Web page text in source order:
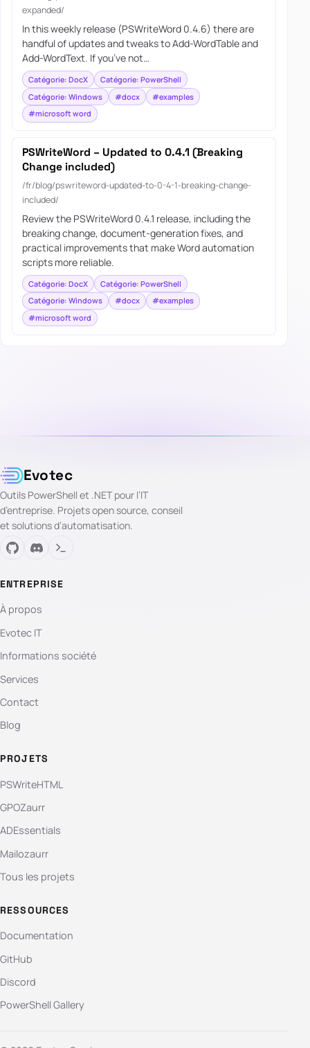
expanded/
In this weekly release (PSWriteWord 0.4.6) there are
handful of updates and tweaks to Add-WordTable and
Add-WordText. If you’ve not…
Catégorie: DocX
Catégorie: PowerShell
Catégorie: Windows
#docx
#examples
#microsoft word
PSWriteWord – Updated to 0.4.1 (Breaking
Change included)
/fr/blog/pswriteword-updated-to-0-4-1-breaking-change-
included/
Review the PSWriteWord 0.4.1 release, including the
breaking change, document-generation fixes, and
practical improvements that make Word automation
scripts more reliable.
Catégorie: DocX
Catégorie: PowerShell
Catégorie: Windows
#docx
#examples
#microsoft word
Evotec
Outils PowerShell et .NET pour l’IT
d’entreprise. Projets open source, conseil
et solutions d’automatisation.
ENTREPRISE
À propos
Evotec IT
Informations société
Services
Contact
Blog
PROJETS
PSWriteHTML
GPOZaurr
ADEssentials
Mailozaurr
Tous les projets
RESSOURCES
Documentation
GitHub
Discord
PowerShell Gallery